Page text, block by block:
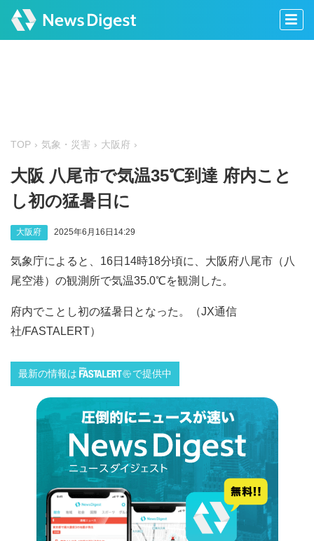
TOP 気象・災害 大阪府
大阪 八尾市で気温35℃到達 府内こと
し初の猛暑日に
大阪府 2025年6月16日14:29
気象庁によると、16日14時18分頃に、大阪府八尾市（八
尾空港）の観測所で気温35.0℃を観測した。
府内でことし初の猛暑日となった。（JX通信
社/FASTALERT）
最新の情報は で提供中